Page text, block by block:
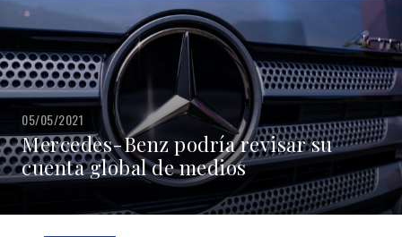
05/05/2021
Mercedes-Benz podría revisar su
cuenta global de medios